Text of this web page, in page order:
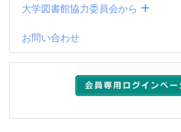
大学図書館協力委員会から
お問い合わせ